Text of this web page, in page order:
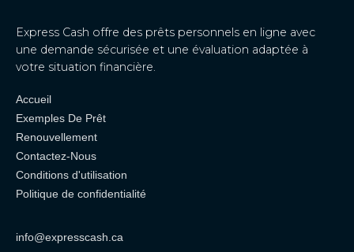
Express Cash offre des prêts personnels en ligne avec
une demande sécurisée et une évaluation adaptée à
votre situation financière.
Accueil
Exemples De Prêt
Renouvellement
Contactez-Nous
Conditions d'utilisation
Politique de confidentialité
info@expresscash.ca